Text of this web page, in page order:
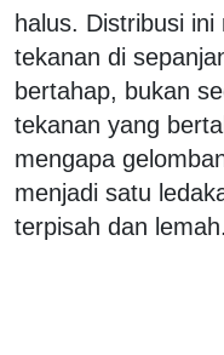
halus. Distribusi
tekanan di
bertahap, bukan
tekanan yang
mengapa
menjadi satu
terpisah dan lemah.